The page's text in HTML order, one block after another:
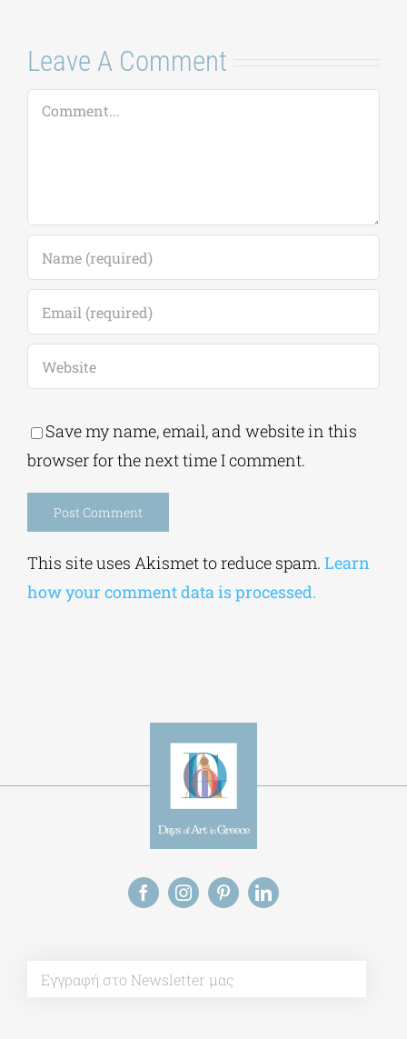
Leave A Comment
Comment
Save my name, email, and website in this
browser for the next time I comment.
This site uses Akismet to reduce spam. Learn
how your comment data is processed.